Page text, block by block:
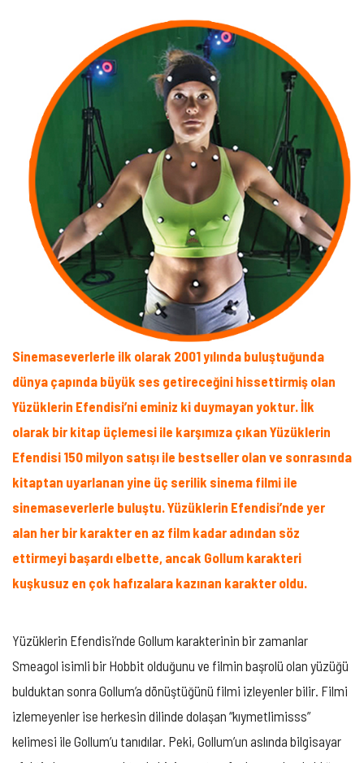
CAPTURE
TEKNOLOJİSİ
Sinemaseverlerle ilk olarak 2001 yılında buluştuğunda
dünya çapında büyük ses getireceğini hissettirmiş olan
Yüzüklerin Efendisi’ni eminiz ki duymayan yoktur. İlk
olarak bir kitap üçlemesi ile karşımıza çıkan Yüzüklerin
Efendisi 150 milyon satışı ile bestseller olan ve sonrasında
kitaptan uyarlanan yine üç serilik sinema filmi ile
sinemaseverlerle buluştu. Yüzüklerin Efendisi’nde yer
alan her bir karakter en az film kadar adından söz
ettirmeyi başardı elbette, ancak Gollum karakteri
kuşkusuz en çok hafızalara kazınan karakter oldu.
Yüzüklerin Efendisi’nde Gollum karakterinin bir zamanlar
Smeagol isimli bir Hobbit olduğunu ve filmin başrolü olan yüzüğü
bulduktan sonra Gollum’a dönüştüğünü filmi izleyenler bilir. Filmi
izlemeyenler ise herkesin dilinde dolaşan “kıymetlimisss”
kelimesi ile Gollum’u tanıdılar. Peki, Gollum’un aslında bilgisayar